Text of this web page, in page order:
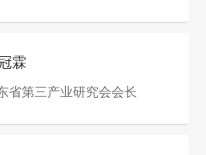
霖
省第三产业研究会会长